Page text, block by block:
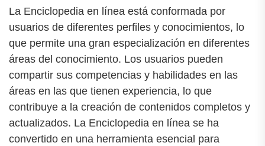
La Enciclopedia en línea está conformada por
usuarios de diferentes perfiles y conocimientos, lo
que permite una gran especialización en diferentes
áreas del conocimiento. Los usuarios pueden
compartir sus competencias y habilidades en las
áreas en las que tienen experiencia, lo que
contribuye a la creación de contenidos completos y
actualizados. La Enciclopedia en línea se ha
convertido en una herramienta esencial para